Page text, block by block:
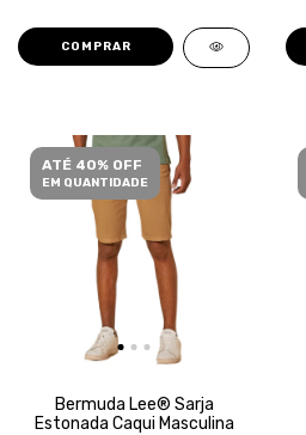
COMPRAR
ATÉ 40% OFF
EM QUANTIDADE
Bermuda Lee® Sarja
Estonada Caqui Masculina